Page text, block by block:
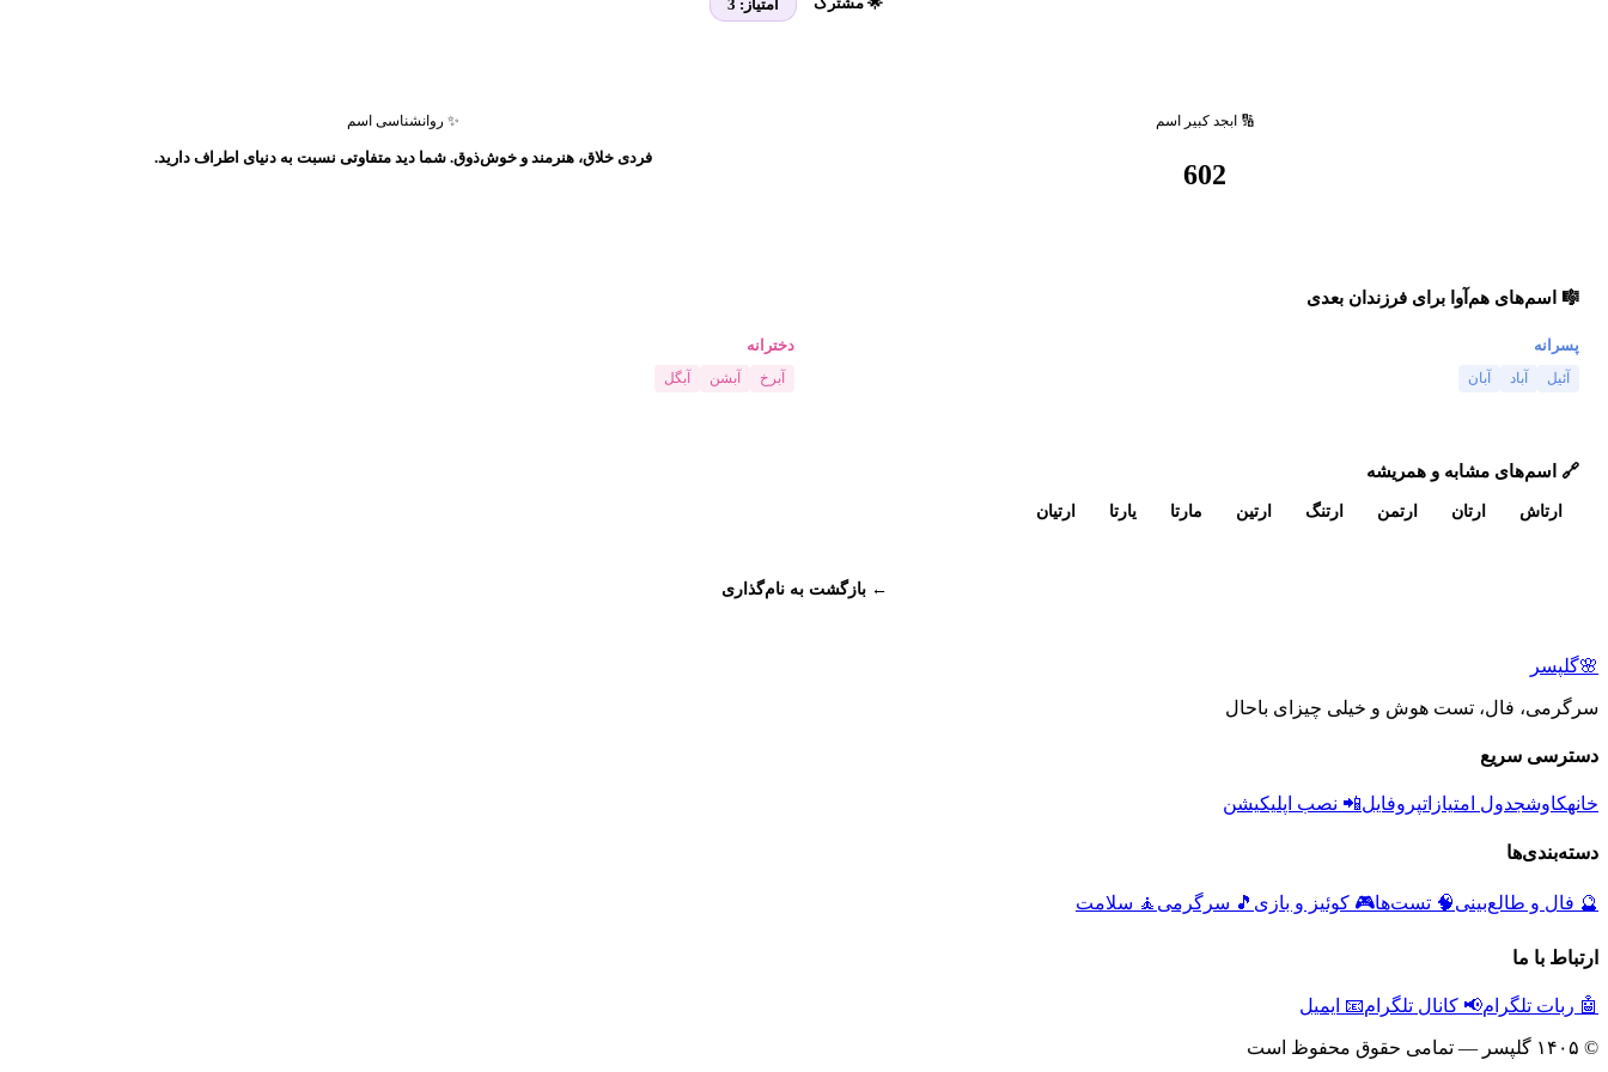
امتیاز: 3
🔢 ابجد کبیر اسم
602
✨ روانشناسی اسم
فردی خلاق، هنرمند و خوش‌ذوق. شما دید متفاوتی نسبت به دنیای اطراف دارید.
🎼 اسم‌های هم‌آوا برای فرزندان بعدی
پسرانه
آئیل آباد آبان
دخترانه
آبرخ آبشن آبگل
🔗 اسم‌های مشابه و همریشه
ارتاش ارتان ارتمن ارتنگ ارتین مارتا یارتا ارتیان
← بازگشت به نام‌گذاری
🌸گلپسر
سرگرمی، فال، تست هوش و خیلی چیزای باحال
دسترسی سریع
خانهکاوشجدول امتیازاتپروفایل📲 نصب اپلیکیشن
دسته‌بندی‌ها
🔮 فال و طالع‌بینی🧠 تست‌ها🎮 کوئیز و بازی 🎵 سرگرمی 🧘 سلامت
ارتباط با ما
🤖 ربات تلگرام📢 کانال تلگرام📧 ایمیل
© ۱۴۰۵ گلپسر — تمامی حقوق محفوظ است